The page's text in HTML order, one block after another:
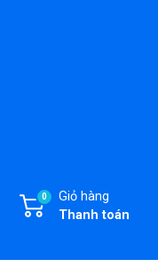
Giỏ hàng
Thanh toán
0